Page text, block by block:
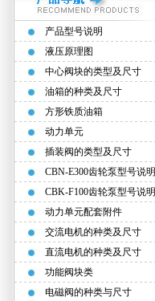
产品型号说明
液压原理图
中心阀块的类型及尺寸
油箱的种类及尺寸
方形铁质油箱
动力单元
插装阀的类型及尺寸
CBN-E300齿轮泵型号说明
CBK-F100齿轮泵型号说明
动力单元配套附件
交流电机的种类及尺寸
直流电机的种类及尺寸
功能阀块类
电磁阀的种类与尺寸